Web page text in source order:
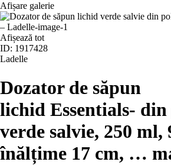
Afișare galerie
Afișează tot
ID: 1917428
Ladelle
Dozator de săpun
lichid Essentials- din
verde salvie, 250 ml,
înălțime 17 cm, …